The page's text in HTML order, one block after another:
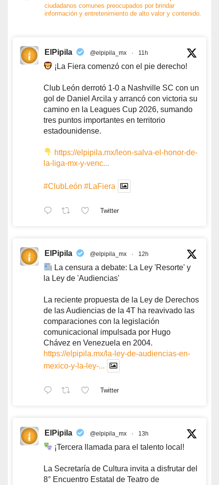
ciudadanos comunes preocupados por brindar
información y entretenimiento de alto valor y contenido.
ElPipila @elpipila_mx · 11h
¡La Fiera comenzó con el pie derecho!
Club León derrotó 1-0 a Nashville SC con un
gol de Daniel Arcila y arrancó con victoria su
camino en la Leagues Cup 2026, sumando
tres puntos importantes en territorio
estadounidense.
https://elpipila.mx/leon-salva-el-honor-de-
la-liga-mx-y-venc...
#ClubLeón #LaFiera
Twitter
ElPipila @elpipila_mx · 12h
La censura a debate: La Ley 'Resorte' y
la Ley de 'Audiencias'
La reciente propuesta de la Ley de Derechos
de las Audiencias de la 4T ha reavivado las
comparaciones con la legislación
comunicacional impulsada por Hugo
Chávez en Venezuela en 2004.
https://elpipila.mx/la-ley-de-audiencias-en-
mexico-y-la-ley-...
Twitter
ElPipila @elpipila_mx · 13h
¡Tercera llamada para el talento local!
La Secretaría de Cultura invita a disfrutar del
8° Encuentro Estatal de Teatro de